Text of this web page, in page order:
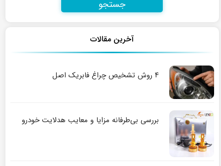
آخرین مقالات
۴ روش تشخیص چراغ فابریک اصل
بررسی بی‌طرفانه مزایا و معایب هدلایت خودرو